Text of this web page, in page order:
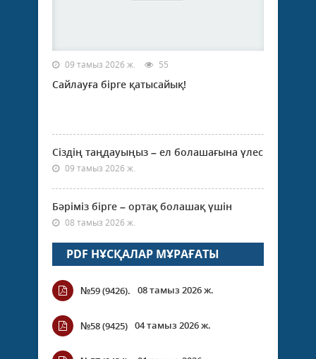
09 тамыз 2026 ж. 55
Сайлауға бірге қатысайық!
Сіздің таңдауыңыз – ел болашағына үлес
09 тамыз 2026 ж.
Бәріміз бірге – ортақ болашақ үшін
08 тамыз 2026 ж.
PDF НҰСҚАЛАР МҰРАҒАТЫ
№59 (9426). 08 тамыз 2026 ж.
№58 (9425) 04 тамыз 2026 ж.